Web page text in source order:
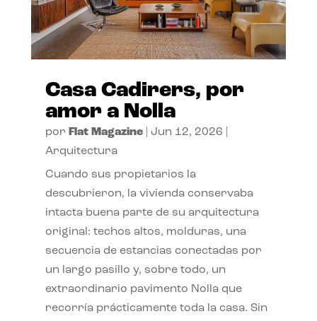
Casa Cadirers, por
amor a Nolla
por Flat Magazine| Jun 12, 2026
Arquitectura
Cuando sus propietarios la
descubrieron, la vivienda conservaba
intacta buena parte de su arquitectura
original: techos altos, molduras, una
secuencia de estancias conectadas por
un largo pasillo y, sobre todo, un
extraordinario pavimento Nolla que
recorría prácticamente toda la casa. Sin